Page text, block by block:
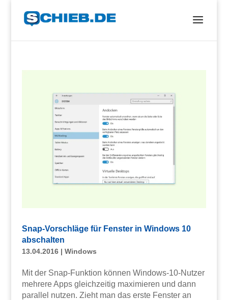
Snap-Vorschläge für Fenster in Windows 10
abschalten
13.04.2016| Windows
Mit der Snap-Funktion können Windows-10-Nutzer
mehrere Apps gleichzeitig maximieren und dann
parallel nutzen. Zieht man das erste Fenster an